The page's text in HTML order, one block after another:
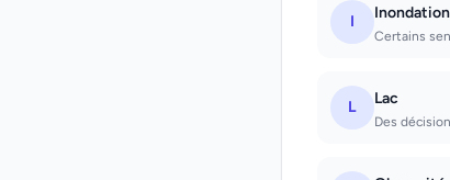
I Inondation
Certains
L Lac
Des